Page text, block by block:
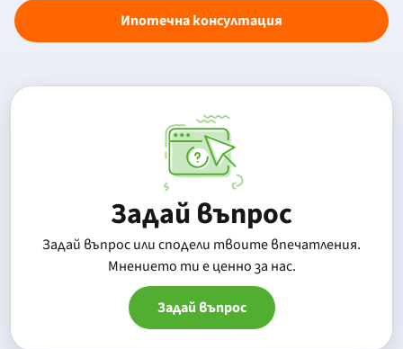
Ипотечна консултация
Задай въпрос
Задай въпрос или сподели твоите впечатления.
Mнението ти е ценно за нас.
Задай въпрос